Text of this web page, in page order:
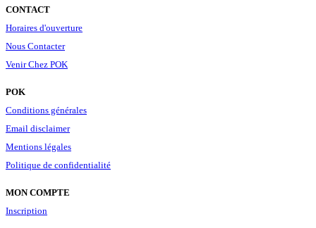
CONTACT
Horaires d'ouverture
Nous Contacter
Venir Chez POK
POK
Conditions générales
Email disclaimer
Mentions légales
Politique de confidentialité
MON COMPTE
Inscription